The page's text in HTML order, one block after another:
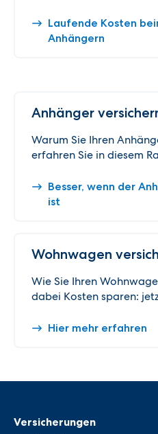
Laufende Kosten
Anhängern
Anhänger
Warum Sie Ihren
erfahren Sie in diesem
Besser, wenn der
ist
Wohnwagen
Wie Sie Ihren
dabei Kosten sparen:
Hier mehr erfahren
Versicherungen